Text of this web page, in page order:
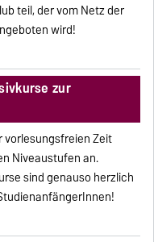
teil, der vom Netz der
wird!
zur
vorlesungsfreien Zeit
Niveaustufen an.
sind genauso herzlich